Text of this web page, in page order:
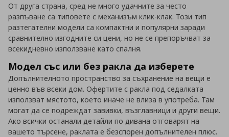
От друга страна, сред не много удачните за често
разпъване са типовете с механизъм клик-клак. Този тип
разтегателни модели са компактни и популярни заради
сравнително изгодните си цени, но не се препоръчват за
всекидневно използване като спалня.
Модел със или без ракла да изберете
Допълнителното пространство за съхранение на вещи е
ценно във всеки дом. Офертите с ракла под седалката
използват мястото, което иначе не влиза в употреба. Там
могат да се подреждат завивки, възглавници и други вещи.
Ако всички останали детайли по дивана отговарят на
вашето търсене, раклата е безспорен допълнителен плюс.